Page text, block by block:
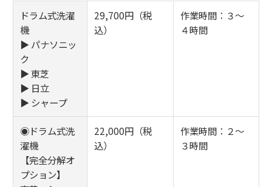
ドラム式洗濯
機
▶ パナソニッ
ク
▶ 東芝
▶ 日立
▶ シャープ
29,700円（税
込）
作業時間：３～
４時間
◉ドラム式洗
濯機
【完全分解オ
プション】
22,000円（税
込）
作業時間：２～
３時間